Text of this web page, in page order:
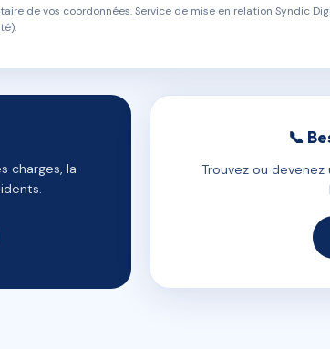
de vos coordonnées. Service de mise en relation Syndic
charges, la
📞
Trouvez ou